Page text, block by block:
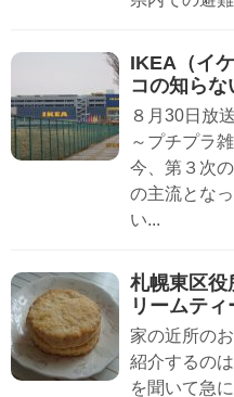
IKEA（イ
コの知ら
８月30日放
～プチプラ
今、第３次
の主流とな
い...
札幌東区
リームテ
家の近所の
紹介するの
を聞いて急